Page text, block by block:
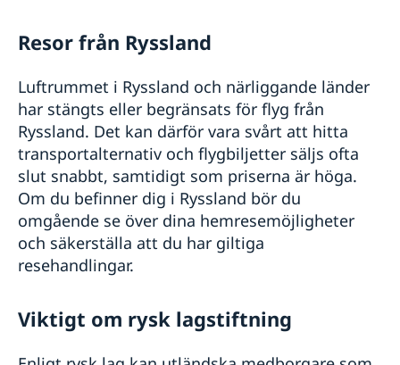
Resor från Ryssland
Luftrummet i Ryssland och närliggande länder
har stängts eller begränsats för flyg från
Ryssland. Det kan därför vara svårt att hitta
transportalternativ och flygbiljetter säljs ofta
slut snabbt, samtidigt som priserna är höga.
Om du befinner dig i Ryssland bör du
omgående se över dina hemresemöjligheter
och säkerställa att du har giltiga
resehandlingar.
Viktigt om rysk lagstiftning